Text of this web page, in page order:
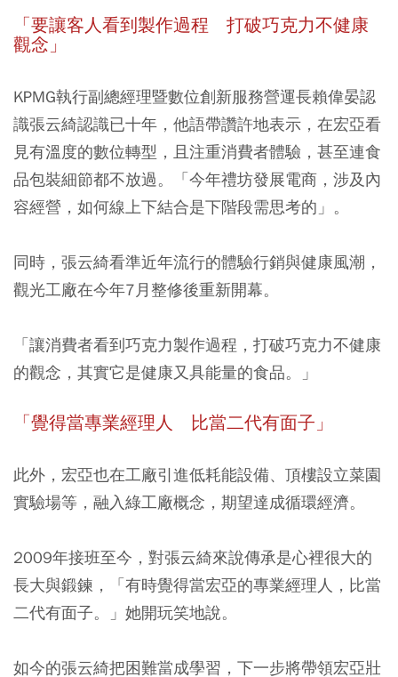
「要讓客人看到製作過程 打破巧克力不健康
觀念」
KPMG執行副總經理暨數位創新服務營運長賴偉晏認
識張云綺認識已十年，他語帶讚許地表示， 在宏亞看
見有溫度的數位轉型 ，且注重消費者體驗，甚至連食
品包裝細節都不放過。「今年禮坊發展電商，涉及內
容經營，如何線上下結合是下階段需思考的」。
同時，張云綺看準近年流行的體驗行銷與健康風潮，
觀光工廠在今年7月整修後重新開幕。
「讓消費者看到巧克力製作過程，打破巧克力不健康
的觀念， 其實它是健康又具能量的食品。」
「覺得當專業經理人 比當二代有面子」
此外，宏亞也在工廠引進低耗能設備、頂樓設立菜園
實驗場等，融入綠工廠概念，期望達成循環經濟。
2009年接班至今，對張云綺來說傳承是心裡很大的
長大與鍛鍊，「有時覺得當宏亞的專業經理人，比當
二代有面子。」她開玩笑地說。
如今的張云綺把困難當成學習，下一步將帶領宏亞壯